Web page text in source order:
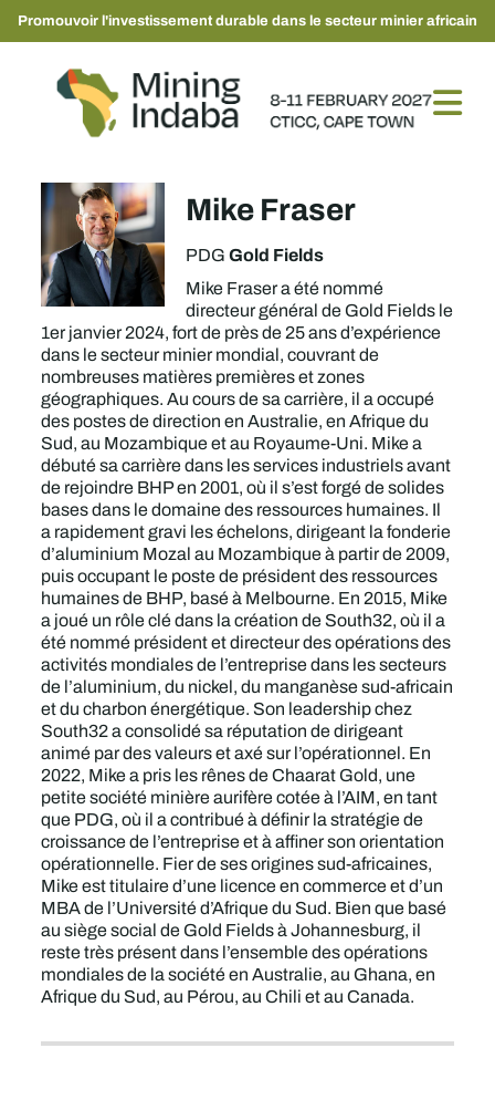
Promouvoir l'investissement durable dans le secteur minier africain
Mike Fraser
PDGGold Fields
Mike Fraser a été nommé
directeur général de Gold Fields le
1er janvier 2024, fort de près de 25 ans d’expérience
dans le secteur minier mondial, couvrant de
nombreuses matières premières et zones
géographiques. Au cours de sa carrière, il a occupé
des postes de direction en Australie, en Afrique du
Sud, au Mozambique et au Royaume-Uni. Mike a
débuté sa carrière dans les services industriels avant
de rejoindre BHP en 2001, où il s’est forgé de solides
bases dans le domaine des ressources humaines. Il
a rapidement gravi les échelons, dirigeant la fonderie
d’aluminium Mozal au Mozambique à partir de 2009,
puis occupant le poste de président des ressources
humaines de BHP, basé à Melbourne. En 2015, Mike
a joué un rôle clé dans la création de South32, où il a
été nommé président et directeur des opérations des
activités mondiales de l’entreprise dans les secteurs
de l’aluminium, du nickel, du manganèse sud-africain
et du charbon énergétique. Son leadership chez
South32 a consolidé sa réputation de dirigeant
animé par des valeurs et axé sur l’opérationnel. En
2022, Mike a pris les rênes de Chaarat Gold, une
petite société minière aurifère cotée à l’AIM, en tant
que PDG, où il a contribué à définir la stratégie de
croissance de l’entreprise et à affiner son orientation
opérationnelle. Fier de ses origines sud-africaines,
Mike est titulaire d’une licence en commerce et d’un
MBA de l’Université d’Afrique du Sud. Bien que basé
au siège social de Gold Fields à Johannesburg, il
reste très présent dans l’ensemble des opérations
mondiales de la société en Australie, au Ghana, en
Afrique du Sud, au Pérou, au Chili et au Canada.